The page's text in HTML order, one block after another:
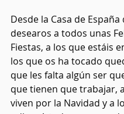
Desde la Casa de
desearos a todos unas
Fiestas, a los que estáis
los que os ha tocado
que les falta algún ser
que tienen que trabajar,
viven por la Navidad y a